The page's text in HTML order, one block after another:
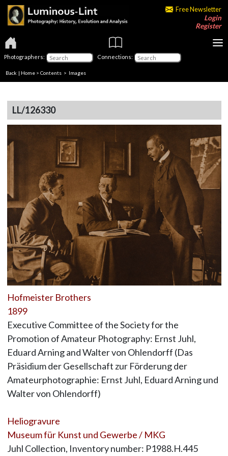
Free Newsletter
Login
Register
Photographers: Connections:
Back | Home > Contents > Images
LL/126330
Hofmeister Brothers
1899
Executive Committee of the Society for the
Promotion of Amateur Photography: Ernst Juhl,
Eduard Arning and Walter von Ohlendorff (Das
Präsidium der Gesellschaft zur Förderung der
Amateurphotographie: Ernst Juhl, Eduard Arning und
Walter von Ohlendorff)
Heliogravure
Museum für Kunst und Gewerbe / MKG
Juhl Collection, Inventory number: P1988.H.445